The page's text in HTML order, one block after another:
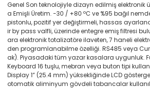
Genel Son teknolojiyle dizayn edilmiş
a Emişli Üretim. -30 / +80 ºC ve %95 bağıl
pistonlu, pozitif yer değiştirmeli, hassas
ir by pass valfli, üzerinde entegre emiş filtresi
ara elektronik totalizatöre ilaveten, 7 haneli
den programlanabilme özelliği. RS485 veya
ak). Piyasadaki tüm yazar kasalara uygunluk.
Keyboard 16 tuşlu, mebran veya buton tipi
Display 1” (25.4 mm) yüksekliğinde LCD
otomatik aliminyum gövdeli tabancalar